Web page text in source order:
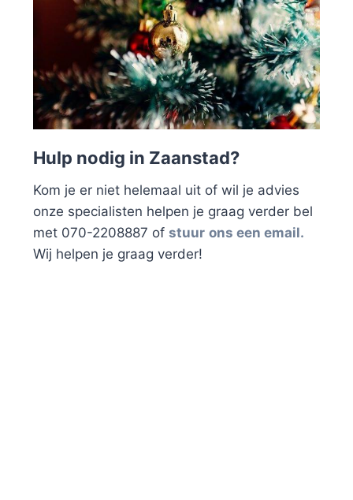
Hulp nodig in Zaanstad?
Kom je er niet helemaal uit of wil je advies
onze specialisten helpen je graag verder bel
met 070-2208887 of stuur ons een email.
Wij helpen je graag verder!